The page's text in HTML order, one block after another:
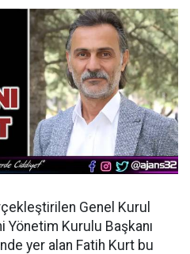
Genel Kurul
Yönetim Kurulu Başkanı
yer alan Fatih Kurt bu